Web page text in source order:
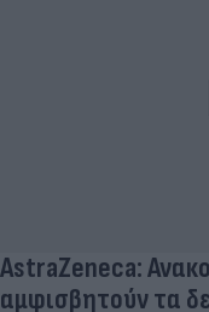
AstraZeneca:
αμφισβητούν τα